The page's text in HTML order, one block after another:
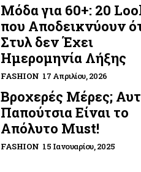
Μόδα για 60+: 20
που Αποδεικνύουν
Στυλ δεν Έχει
Ημερομηνία Λήξης
FASHION 17 Απριλίου, 2026
Βροχερές Μέρες;
Παπούτσια Είναι το
Απόλυτο Must!
FASHION 15 Ιανουαρίου, 2025